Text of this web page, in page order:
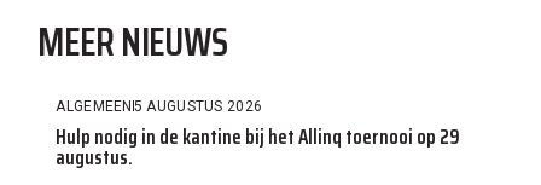
MEER NIEUWS
ALGEMEEN5 AUGUSTUS 2026
Hulp nodig in de kantine bij het Allinq toernooi op 29
augustus.